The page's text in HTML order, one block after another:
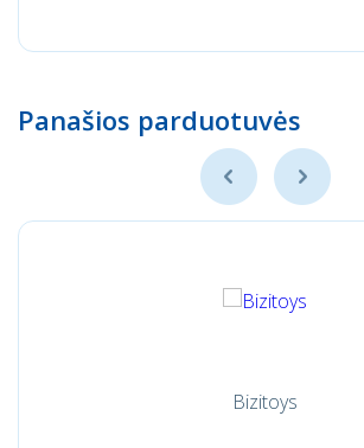
Panašios parduotuvės
Bizitoys